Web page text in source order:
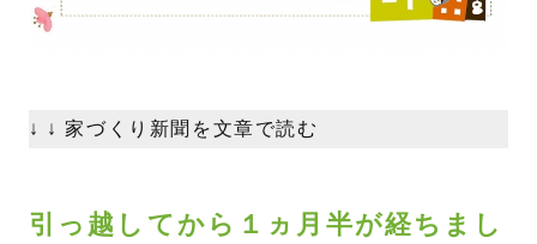
↓ ↓ 家づくり新聞を文章で読む
引っ越してから１ヵ月半が経ちまし